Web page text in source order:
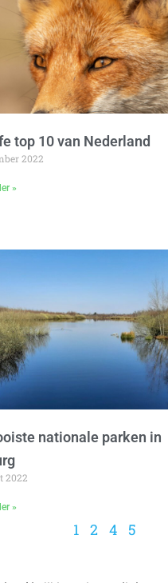
top 10 van Nederland
2022
»
nationale parken in
2022
»
1 2 4 5